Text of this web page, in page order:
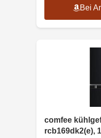
Bei
comfee
rcb169dk2(e),